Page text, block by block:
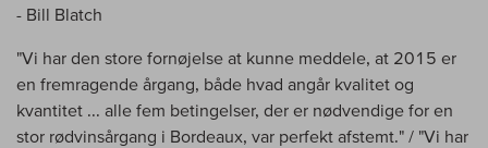
- Bill Blatch
"Vi har den store fornøjelse at kunne meddele, at 2015 er
en fremragende årgang, både hvad angår kvalitet og
kvantitet ... alle fem betingelser, der er nødvendige for en
stor rødvinsårgang i Bordeaux, var perfekt afstemt." / "Vi har